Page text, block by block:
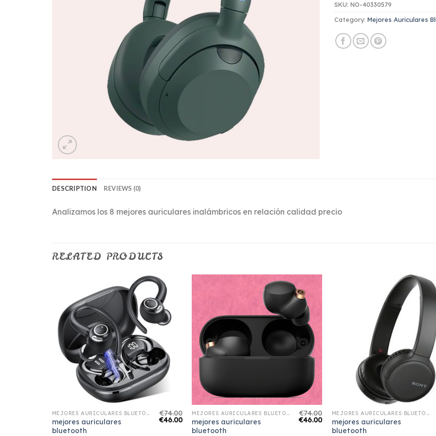
SKU: NO-40330579
Category: Mejores Auriculares
DESCRIPTION REVIEWS (0)
Analizamos los 8 mejores auriculares inalámbricos en relación calidad precio
RELATED PRODUCTS
MEJORES AURICULARES BLUETOOTH
mejores auriculares
bluetooth
€74.00
€46.00
MEJORES AURICULARES BLUETOOTH
mejores auriculares
bluetooth
€74.00
€46.00
MEJORES AURICULARES BLUETOOTH
mejores auriculares
bluetooth